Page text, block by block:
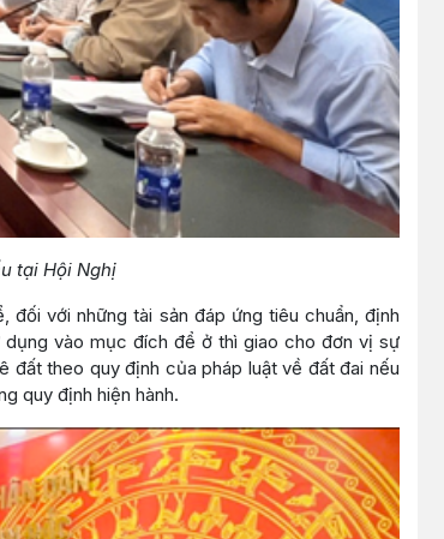
tại Hội Nghị
với những tài sản đáp ứng tiêu chuẩn, định
vào mục đích để ở thì giao cho đơn vị sự
đất theo quy định của pháp luật về đất đai nếu
quy định hiện hành.